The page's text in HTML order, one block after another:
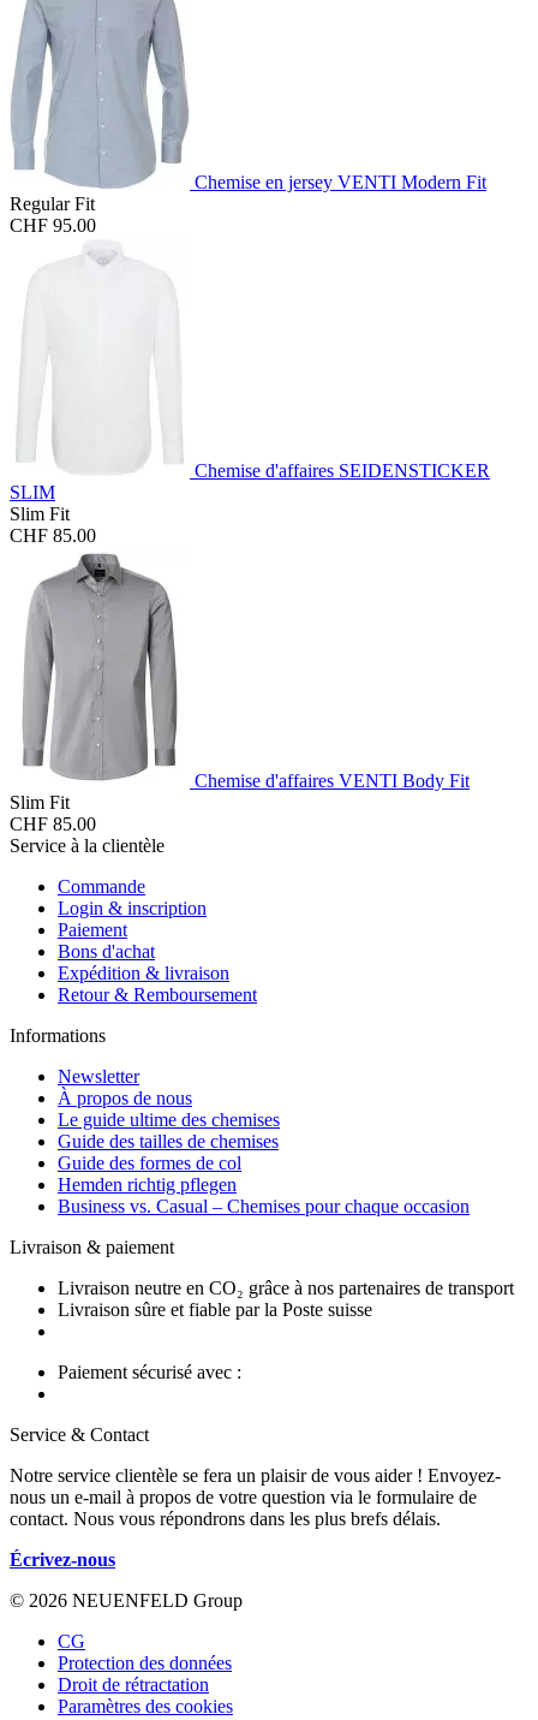
Chemise en jersey VENTI Modern Fit
Regular Fit
CHF 95.00
Chemise d'affaires SEIDENSTICKER
SLIM
Slim Fit
CHF 85.00
Chemise d'affaires VENTI Body Fit
Slim Fit
CHF 85.00
Service à la clientèle
Commande
Login & inscription
Paiement
Bons d'achat
Expédition & livraison
Retour & Remboursement
Informations
Newsletter
À propos de nous
Le guide ultime des chemises
Guide des tailles de chemises
Guide des formes de col
Hemden richtig pflegen
Business vs. Casual – Chemises pour chaque occasion
Livraison & paiement
Livraison neutre en CO₂ grâce à nos partenaires de transport
Livraison sûre et fiable par la Poste suisse
Paiement sécurisé avec :
Service & Contact
Notre service clientèle se fera un plaisir de vous aider ! Envoyez-
nous un e-mail à propos de votre question via le formulaire de
contact. Nous vous répondrons dans les plus brefs délais.
Écrivez-nous
© 2026 NEUENFELD Group
CG
Protection des données
Droit de rétractation
Paramètres des cookies